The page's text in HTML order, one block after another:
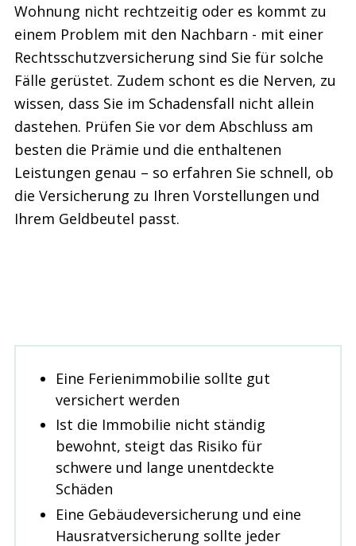
Wohnung nicht rechtzeitig oder es kommt zu
einem Problem mit den Nachbarn - mit einer
Rechtsschutzversicherung sind Sie für solche
Fälle gerüstet. Zudem schont es die Nerven, zu
wissen, dass Sie im Schadensfall nicht allein
dastehen. Prüfen Sie vor dem Abschluss am
besten die Prämie und die enthaltenen
Leistungen genau – so erfahren Sie schnell, ob
die Versicherung zu Ihren Vorstellungen und
Ihrem Geldbeutel passt.
Eine Ferienimmobilie sollte gut
versichert werden
Ist die Immobilie nicht ständig
bewohnt, steigt das Risiko für
schwere und lange unentdeckte
Schäden
Eine Gebäudeversicherung und eine
Hausratversicherung sollte jeder